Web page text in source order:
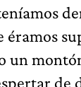
éramos
un
de